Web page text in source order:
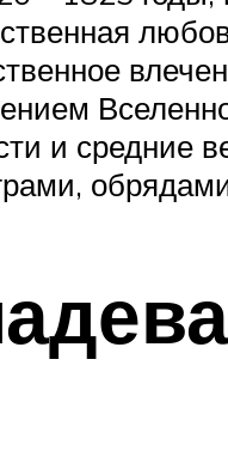
и средние